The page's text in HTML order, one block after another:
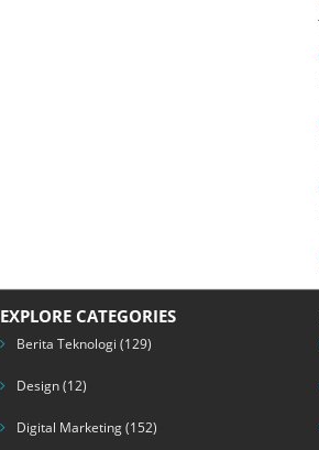
EXPLORE CATEGORIES
Berita Teknologi (129)
Design(12)
Digital Marketing(152)